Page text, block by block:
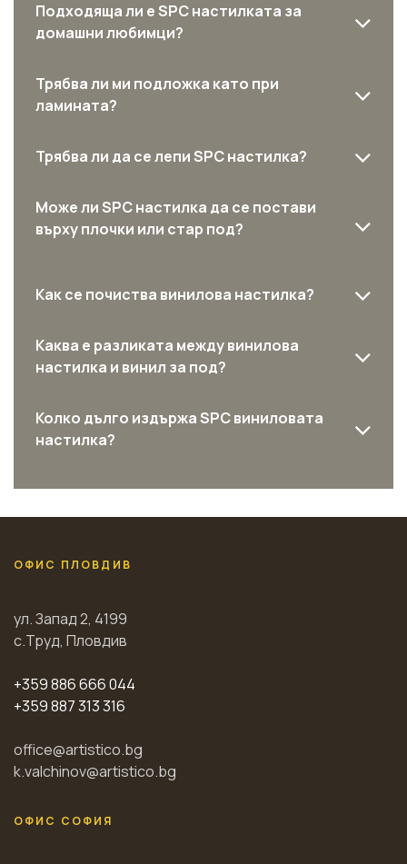
Подходяща ли е SPC настилката за
домашни любимци?
Трябва ли ми подложка като при
ламината?
Трябва ли да се лепи SPC настилка?
Може ли SPC настилка да се постави
върху плочки или стар под?
Как се почиства винилова настилка?
Каква е разликата между винилова
настилка и винил за под?
Колко дълго издържа SPC виниловата
настилка?
ОФИС ПЛОВДИВ
ул. Запад 2, 4199
с.Труд, Пловдив
+359 886 666 044
+359 887 313 316
office@artistico.bg
k.valchinov@artistico.bg
ОФИС СОФИЯ